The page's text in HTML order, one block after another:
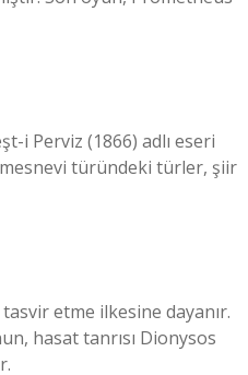
i Perviz (1866) adlı eseri
türündeki türler, şiir
etme ilkesine dayanır.
hasat tanrısı Dionysos